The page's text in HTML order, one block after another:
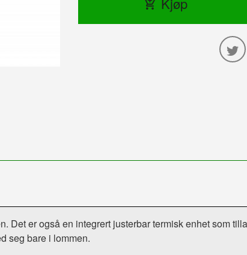
Det er også en integrert justerbar termisk enhet som
seg bare i lommen.